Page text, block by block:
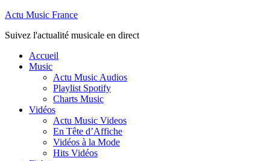
Actu Music France
Suivez l'actualité musicale en direct
Accueil
Music
Actu Music Audios
Playlist Spotify
Charts Music
Vidéos
Actu Music Videos
En Tête d’Affiche
Vidéos à la Mode
Hits Vidéos